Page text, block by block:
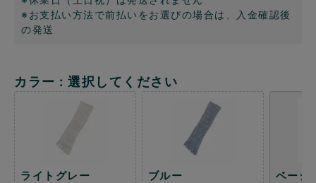
※お支払い方法で前払いをお選びの場合は、入金確認後
の発送
カラー 選択してください
ライトグレー ブルー ベージ